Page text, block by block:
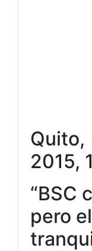
Quito,
2015,
“BSC
pero